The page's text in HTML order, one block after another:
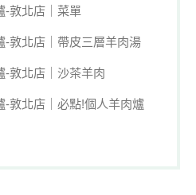
-敦北店｜菜單
-敦北店｜帶皮三層羊肉湯
-敦北店｜沙茶羊肉
-敦北店｜必點!個人羊肉爐